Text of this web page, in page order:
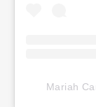
Mariah